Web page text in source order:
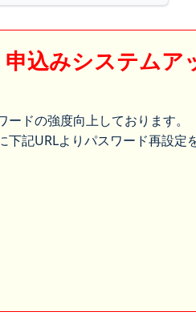
申込みシステム
ドの強度向上しております。
記URLよりパスワード再設定